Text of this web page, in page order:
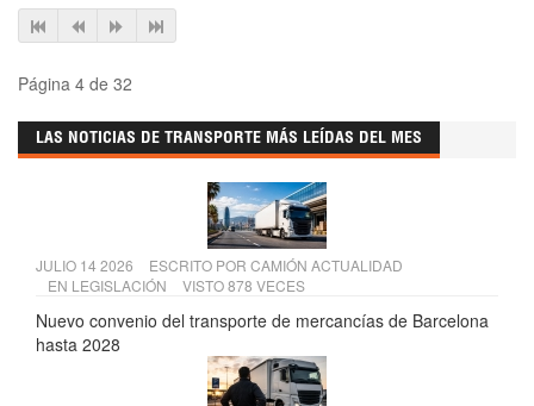
Página 4 de 32
LAS NOTICIAS DE TRANSPORTE MÁS LEÍDAS DEL MES
JULIO 14 2026 ESCRITO POR CAMIÓN ACTUALIDAD
EN LEGISLACIÓN VISTO 878 VECES
Nuevo convenio del transporte de mercancías de Barcelona
hasta 2028